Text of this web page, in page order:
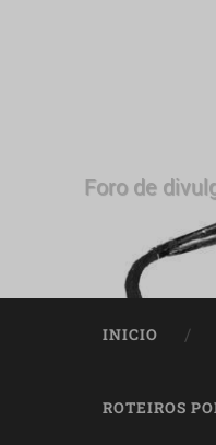
Foro de
INICIO
ROTEIROS